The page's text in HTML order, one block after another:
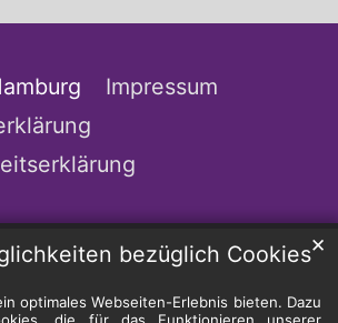
bezüglich Cookies
optimales Webseiten-Erlebnis bieten. Dazu
die für das Funktionieren unserer
✕
Impressum